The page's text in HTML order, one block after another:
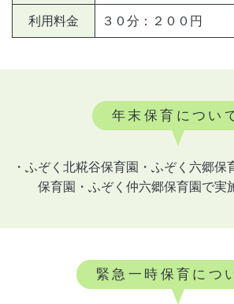
利用料金 ３０分：２００円
年末保育につい
・ふぞく北糀谷保育園・ふぞく六郷保
保育園・ふぞく仲六郷保育園で実
緊急一時保育につ